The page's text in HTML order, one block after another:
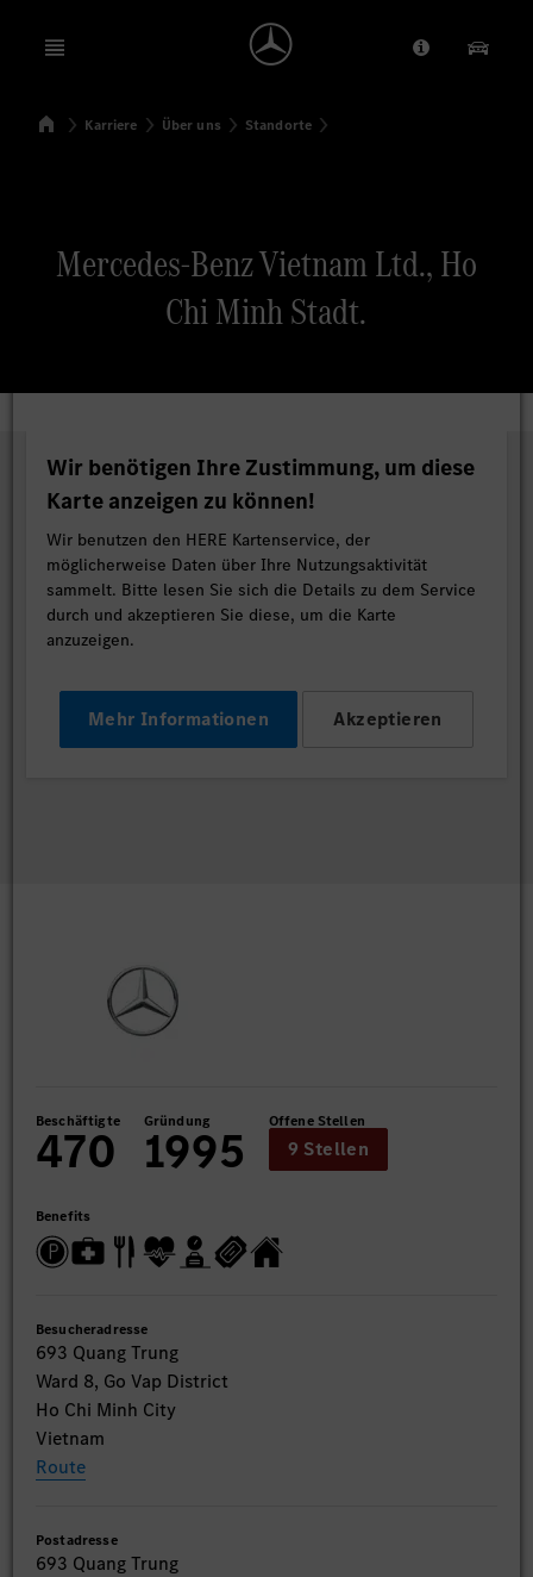
Open menu Anbieter/
SuchenStartseite
Karriere Über uns Standorte
Mercedes-Benz Vietnam Ltd., Ho
Chi Minh Stadt.
Wir benötigen Ihre Zustimmung, um diese
Karte anzeigen zu können!
Wir benutzen den HERE Kartenservice, der
möglicherweise Daten über Ihre Nutzungsaktivität
sammelt. Bitte lesen Sie sich die Details zu dem Service
durch und akzeptieren Sie diese, um die Karte
anzuzeigen.
Mehr Informationen Akzeptieren
Beschäftigte
470 Gründung
1995 Offene Stellen
9 Stellen
Benefits
Besucheradresse
693 Quang Trung
Ward 8, Go Vap District
Ho Chi Minh City
Vietnam
Route
Postadresse
693 Quang Trung